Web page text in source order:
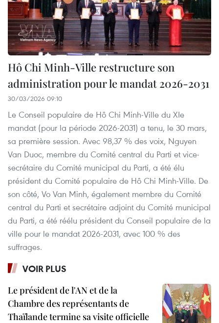
Hô Chi Minh-Ville restructure son
administration pour le mandat 2026-2031
30/03/2026 09:10
Le Conseil populaire de Hô Chi Minh-Ville du XIe
mandat (pour la période 2026-2031) a tenu, le 30 mars,
sa première session. Avec 98,37 % des voix, Nguyen
Van Duoc, membre du Comité central du Parti et vice-
secrétaire du Comité municipal du Parti, a été élu
président du Comité populaire de Hô Chi Minh-Ville. De
son côté, Vo Van Minh, également membre du Comité
central du Parti et secrétaire adjoint du Comité municipal
du Parti, a été réélu président du Conseil populaire de la
ville pour le mandat 2026-2031, avec 100 % des
suffrages.
VOIR PLUS
Le président de l'AN et de la
Chambre des représentants de
Thaïlande termine sa visite officielle